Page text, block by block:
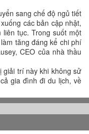
sang chế độ ngủ tiết
các bản cập nhật,
tục. Trong suốt một
tăng đáng kể chi phí
CEO của nhà thầu
giải trí này khi không sử
gia đình đi du lịch, về